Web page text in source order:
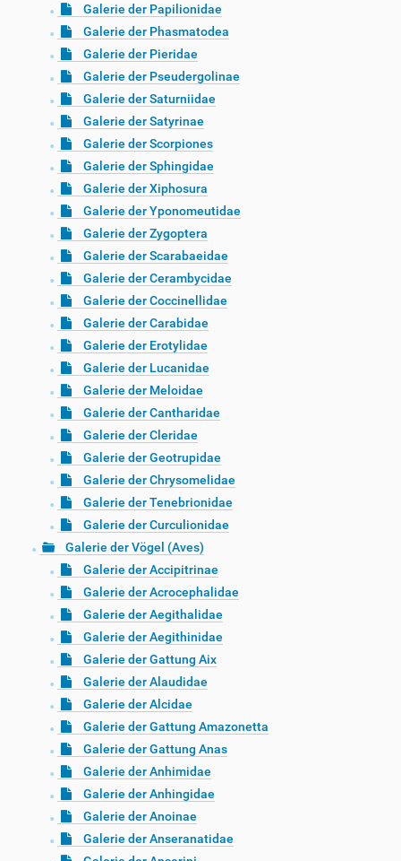
Galerie der Papilionidae
Galerie der Phasmatodea
Galerie der Pieridae
Galerie der Pseudergolinae
Galerie der Saturniidae
Galerie der Satyrinae
Galerie der Scorpiones
Galerie der Sphingidae
Galerie der Xiphosura
Galerie der Yponomeutidae
Galerie der Zygoptera
Galerie der Scarabaeidae
Galerie der Cerambycidae
Galerie der Coccinellidae
Galerie der Carabidae
Galerie der Erotylidae
Galerie der Lucanidae
Galerie der Meloidae
Galerie der Cantharidae
Galerie der Cleridae
Galerie der Geotrupidae
Galerie der Chrysomelidae
Galerie der Tenebrionidae
Galerie der Curculionidae
Galerie der Vögel (Aves)
Galerie der Accipitrinae
Galerie der Acrocephalidae
Galerie der Aegithalidae
Galerie der Aegithinidae
Galerie der Gattung Aix
Galerie der Alaudidae
Galerie der Alcidae
Galerie der Gattung Amazonetta
Galerie der Gattung Anas
Galerie der Anhimidae
Galerie der Anhingidae
Galerie der Anoinae
Galerie der Anseranatidae